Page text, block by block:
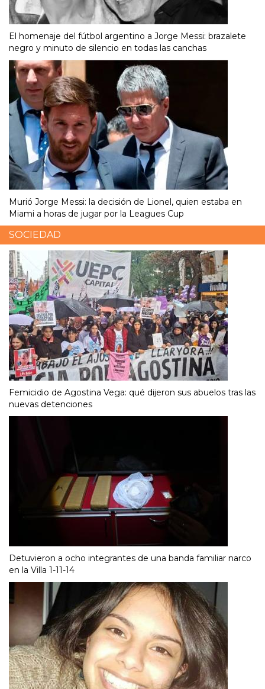
El homenaje del fútbol argentino a Jorge Messi: brazalete
negro y minuto de silencio en todas las canchas
Murió Jorge Messi: la decisión de Lionel, quien estaba en
Miami a horas de jugar por la Leagues Cup
SOCIEDAD
Femicidio de Agostina Vega: qué dijeron sus abuelos tras las
nuevas detenciones
Detuvieron a ocho integrantes de una banda familiar narco
en la Villa 1-11-14